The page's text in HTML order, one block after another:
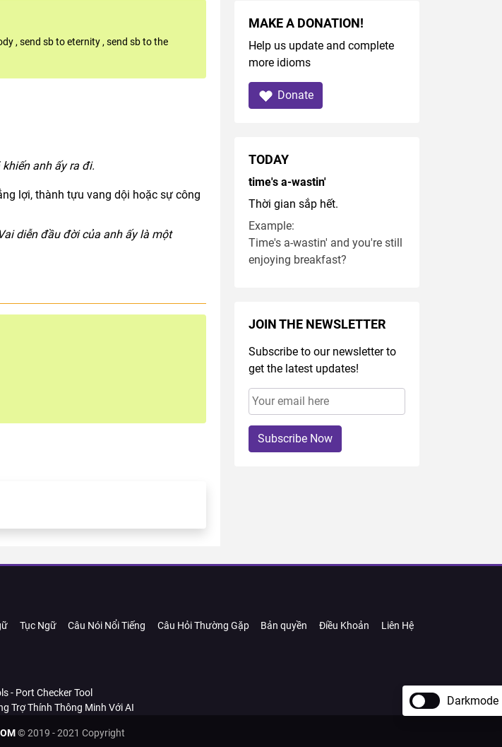
, send sb to eternity , send sb to the
anh ấy ra đi.
lợi, thành tựu vang dội hoặc sự công
diễn đầu đời của anh ấy là một
MAKE A DONATION!
Help us update and complete
more idioms
Donate
TODAY
time's a-wastin'
Thời gian sắp hết.
Example:
Time's a-wastin' and you're still
enjoying breakfast?
JOIN THE NEWSLETTER
Subscribe to our newsletter to
get the latest updates!
Subscribe Now
Tục Ngữ Câu Nói Nổi Tiếng Câu Hỏi Thường Gặp Bản quyền Điều Khoản Liên Hệ
- Port Checker Tool
Trợ Thính Thông Minh Với AI
© 2019 - 2021 Copyright
Darkmode